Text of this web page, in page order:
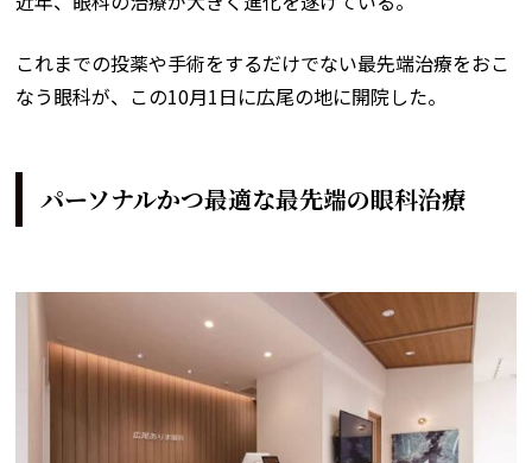
これまでの投薬や手術をするだけでない最先端治療をおこ
なう眼科が、この10月1日に広尾の地に開院した。
パーソナルかつ最適な最先端の眼科治療